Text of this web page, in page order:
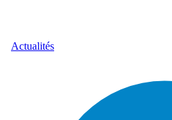
Actualités